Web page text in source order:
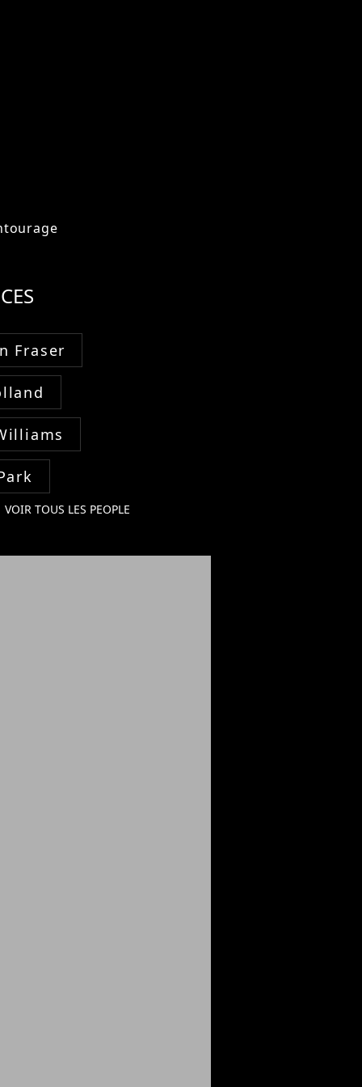
Fraser
VOIR TOUS LES PEOPLE